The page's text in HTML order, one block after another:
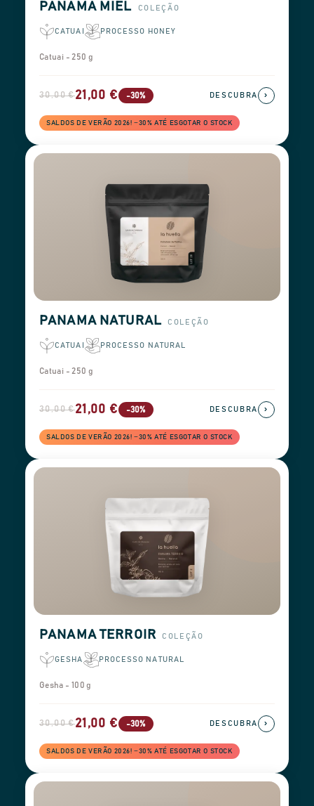
PANAMA MIEL COLEÇÃO
CATUAI PROCESSO HONEY
Catuai - 250 g
30,00 €21,00 € -30%
SALDOS DE VERÃO 2026! −30% ATÉ ESGOTAR O STOCK
DESCUBRA ›
PANAMA NATURAL COLEÇÃO
CATUAI PROCESSO NATURAL
Catuai - 250 g
30,00 €21,00 € -30%
SALDOS DE VERÃO 2026! −30% ATÉ ESGOTAR O STOCK
DESCUBRA ›
PANAMA TERROIR COLEÇÃO
GESHA PROCESSO NATURAL
Gesha - 100 g
30,00 €21,00 € -30%
SALDOS DE VERÃO 2026! −30% ATÉ ESGOTAR O STOCK
DESCUBRA ›